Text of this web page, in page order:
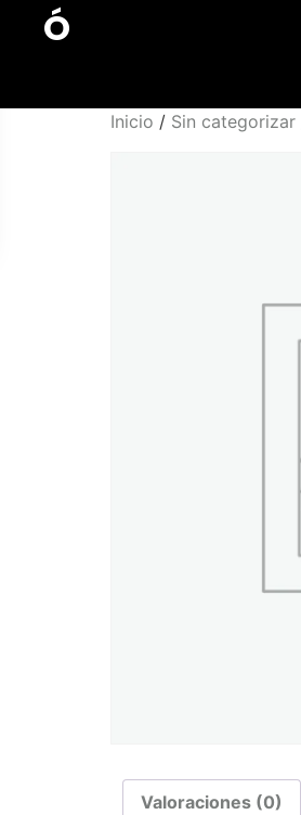
Ó
Inicio / Sin categorizar
Valoraciones (0)